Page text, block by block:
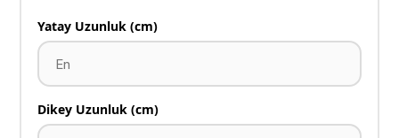
Yatay Uzunluk (cm)
Dikey Uzunluk (cm)